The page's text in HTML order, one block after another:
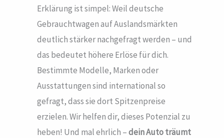
Erklärung ist simpel: Weil deutsche
Gebrauchtwagen auf Auslandsmärkten
deutlich stärker nachgefragt werden – und
das bedeutet höhere Erlöse für dich.
Bestimmte Modelle, Marken oder
Ausstattungen sind international so
gefragt, dass sie dort Spitzenpreise
erzielen. Wir helfen dir, dieses Potenzial zu
heben! Und mal ehrlich –dein Auto träumt